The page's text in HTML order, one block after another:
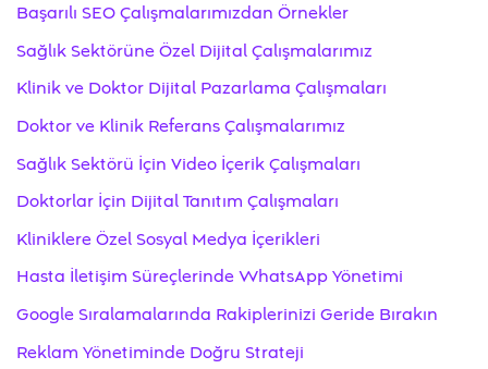
Başarılı SEO Çalışmalarımızdan Örnekler
Sağlık Sektörüne Özel Dijital Çalışmalarımız
Klinik ve Doktor Dijital Pazarlama Çalışmaları
Doktor ve Klinik Referans Çalışmalarımız
Sağlık Sektörü İçin Video İçerik Çalışmaları
Doktorlar İçin Dijital Tanıtım Çalışmaları
Kliniklere Özel Sosyal Medya İçerikleri
Hasta İletişim Süreçlerinde WhatsApp Yönetimi
Google Sıralamalarında Rakiplerinizi Geride Bırakın
Reklam Yönetiminde Doğru Strateji